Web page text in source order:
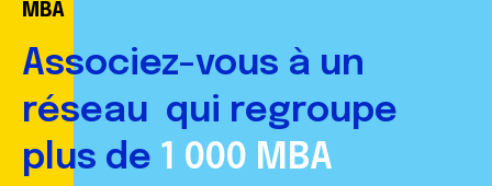
MBA
Associez-vous à un
réseau qui regroupe
plus de 1 000 MBA